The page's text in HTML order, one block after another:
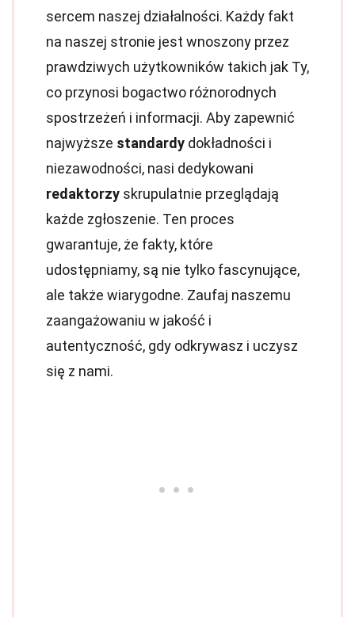
sercem naszej działalności. Każdy fakt
na naszej stronie jest wnoszony przez
prawdziwych użytkowników takich jak Ty,
co przynosi bogactwo różnorodnych
spostrzeżeń i informacji. Aby zapewnić
najwyższe standardy dokładności i
niezawodności, nasi dedykowani
redaktorzy skrupulatnie przeglądają
każde zgłoszenie. Ten proces
gwarantuje, że fakty, które
udostępniamy, są nie tylko fascynujące,
ale także wiarygodne. Zaufaj naszemu
zaangażowaniu w jakość i
autentyczność, gdy odkrywasz i uczysz
się z nami.